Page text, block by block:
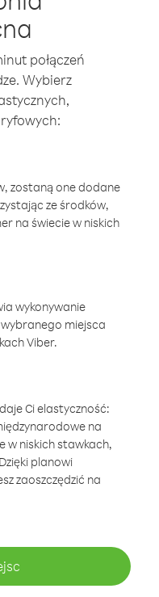
połączeń
Wybierz
zostaną one dodane
ze środków,
na świecie w niskich
wykonywanie
miejsca
Viber.
Ci elastyczność:
na
w niskich stawkach,
planowi
zaoszczędzić na